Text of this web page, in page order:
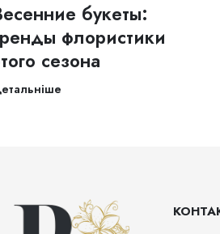
букеты:
флористики
сезона